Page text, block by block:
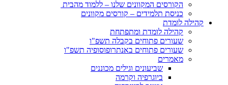
הקורסים המקוונים שלנו – ללמוד מהבית
כניסת תלמידים – קורסים מקוונים
קהילה לומדת
קהילה לומדת ומתפתחת
שעורים פתוחים בקבלה תשפ"ו
שעורים פתוחים באנתרופוסופיה תשפ"ו
מאמרים
שביעונים וגילים מכוננים
ביוגרפיה וקרמה